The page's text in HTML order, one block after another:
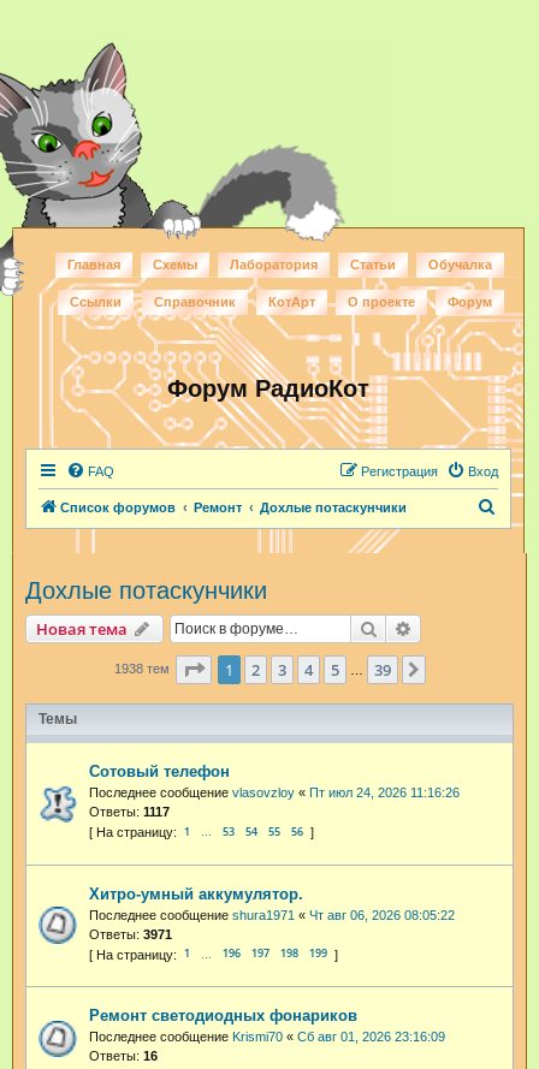
Главная Схемы Лаборатория Статьи Обучалка
Ссылки Справочник КотАрт О проекте Форум
Форум РадиоКот
FAQ Вход
Регистрация
Список форумов Ремонт Дохлые потаскунчики
Дохлые потаскунчики
Новая тема Поиск
1938 тем Страница из 39
1 2 3 4 5 39
Темы
Сотовый телефон
Последнее сообщение vlasovzloy « Пт июл 24, 2026 11:16:26
Ответы: 1117
1 … 53 54 55 56
Хитро-умный аккумулятор.
Последнее сообщение shura1971 « Чт авг 06, 2026 08:05:22
Ответы: 3971
1 196 197 198 199
Ремонт светодиодных фонариков
Последнее сообщение Krismi70 « Сб авг 01, 2026 23:16:09
Ответы: 16